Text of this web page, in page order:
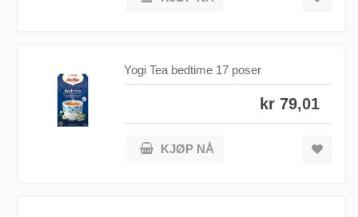
Yogi Tea bedtime 17 poser
kr 79,01
KJØP NÅ